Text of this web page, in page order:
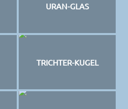
URAN-GLAS
TRICHTER-KUGEL